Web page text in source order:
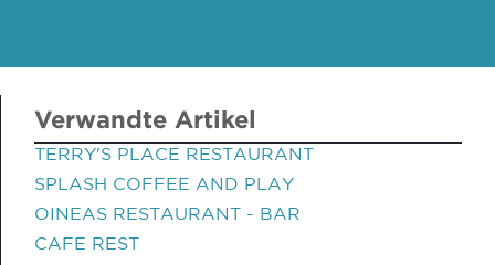
Verwandte Artikel
TERRY'S PLACE RESTAURANT
SPLASH COFFEE AND PLAY
OINEAS RESTAURANT - BAR
CAFE REST